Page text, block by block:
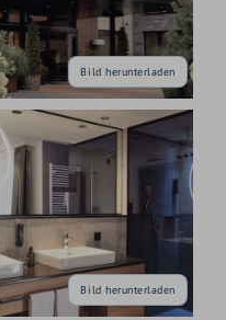
Bild herunterladen
Bild herunterladen